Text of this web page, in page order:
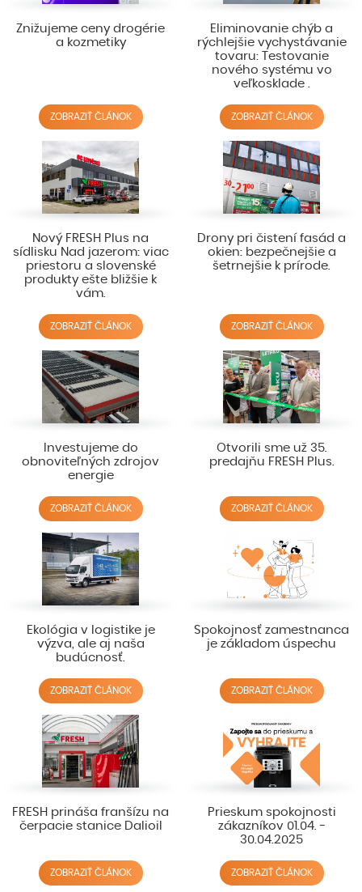
Znižujeme ceny drogérie
a kozmetiky
ZOBRAZIŤ ČLÁNOK
Eliminovanie chýb a
rýchlejšie vychystávanie
tovaru: Testovanie
nového systému vo
veľkosklade .
ZOBRAZIŤ ČLÁNOK
Nový FRESH Plus na
sídlisku Nad jazerom: viac
priestoru a slovenské
produkty ešte bližšie k
vám.
ZOBRAZIŤ ČLÁNOK
Drony pri čistení fasád a
okien: bezpečnejšie a
šetrnejšie k prírode.
ZOBRAZIŤ ČLÁNOK
Investujeme do
obnoviteľných zdrojov
energie
ZOBRAZIŤ ČLÁNOK
Otvorili sme už 35.
predajňu FRESH Plus.
ZOBRAZIŤ ČLÁNOK
Ekológia v logistike je
výzva, ale aj naša
budúcnosť.
ZOBRAZIŤ ČLÁNOK
Spokojnosť zamestnanca
je základom úspechu
ZOBRAZIŤ ČLÁNOK
FRESH prináša franšízu na
čerpacie stanice Dalioil
ZOBRAZIŤ ČLÁNOK
Prieskum spokojnosti
zákazníkov 01.04. -
30.04.2025
ZOBRAZIŤ ČLÁNOK